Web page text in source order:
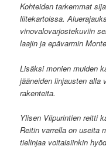
Kohteiden tarkemmat
liitekartoissa.
vinovalovarjostekuviin
laajin ja epävarmin
Lisäksi monien muiden
jääneiden linjausten alla
rakenteita.
Ylisen Viipurintien reitti
Reitin varrella on useita
tielinjaa voitaisiinkin